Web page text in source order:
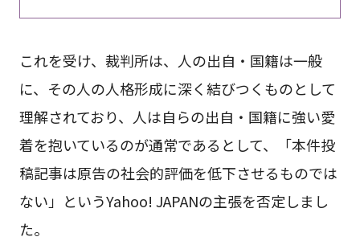
これを受け、裁判所は、人の出自・国籍は一般
に、その人の人格形成に深く結びつくものとして
理解されており、人は自らの出自・国籍に強い愛
着を抱いているのが通常であるとして、「本件投
稿記事は原告の社会的評価を低下させるものでは
ない」というYahoo! JAPANの主張を否定しまし
た。